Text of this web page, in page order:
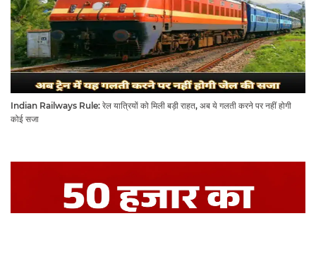
Indian Railways Rule: रेल यात्रियों को मिली बड़ी राहत, अब ये गलती करने पर नहीं होगी
कोई सजा